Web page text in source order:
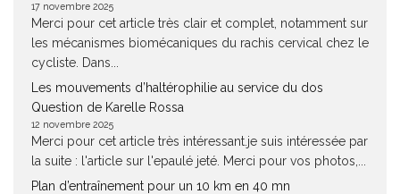
17 novembre 2025
Merci pour cet article très clair et complet, notamment sur
les mécanismes biomécaniques du rachis cervical chez le
cycliste. Dans...
Les mouvements d’haltérophilie au service du dos
Question de Karelle Rossa
12 novembre 2025
Merci pour cet article très intéressant.je suis intéressée par
la suite : l'article sur l'epaulé jeté. Merci pour vos photos,...
Plan d’entraînement pour un 10 km en 40 mn